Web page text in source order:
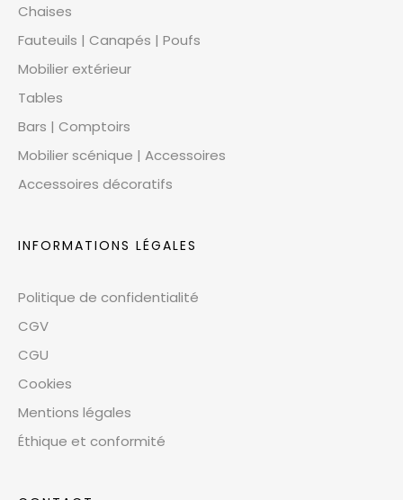
Chaises
Fauteuils | Canapés | Poufs
Mobilier extérieur
Tables
Bars | Comptoirs
Mobilier scénique | Accessoires
Accessoires décoratifs
INFORMATIONS LÉGALES
Politique de confidentialité
CGV
CGU
Cookies
Mentions légales
Éthique et conformité